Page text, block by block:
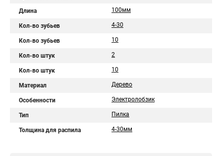
Длина 100мм
Кол-во зубьев 4-30
Кол-во зубьев 10
Кол-во штук 2
Кол-во штук 10
Материал Дерево
Особенности Электролобзик
Тип Пилка
Толщина для распила 4-30мм